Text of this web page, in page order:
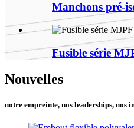
Manchons pré-
Fusible série
Nouvelles
notre empreinte, nos leaderships, nos